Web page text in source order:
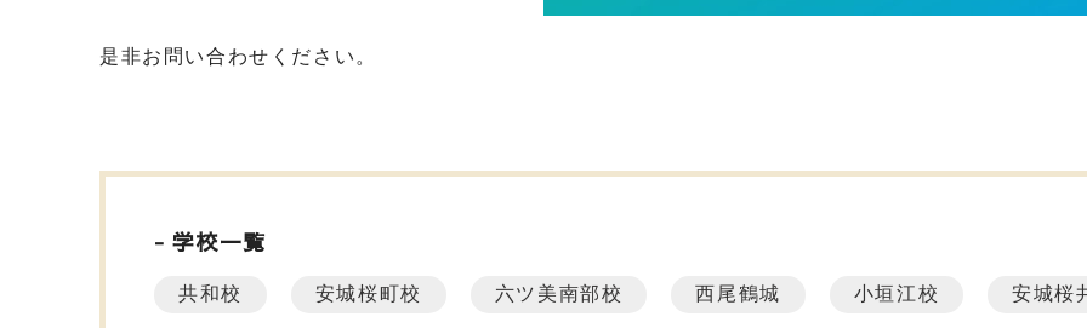
是非お問い合わせください。
学校一覧
共和校 安城桜町校 六ツ美南部校 西尾鶴城 小垣江校 安城桜